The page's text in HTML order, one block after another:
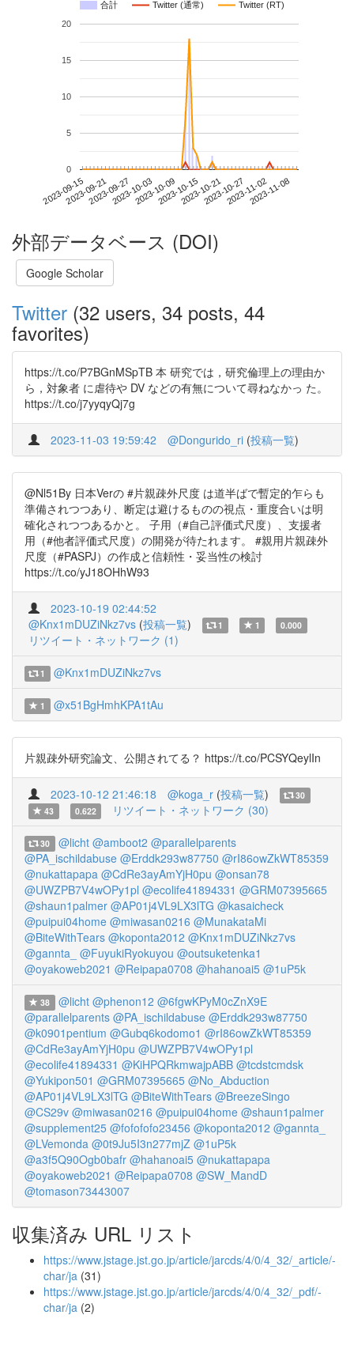
合計 Twitter (通常) Twitter (RT)
2023-09-152023-09-212023-09-272023-10-032023-10-092023-10-152023-10-212023-10-272023-11-022023-11-08
0
5
10
15
20
外部データベース (DOI)
Google Scholar
Twitter (32 users, 34 posts, 44
favorites)
https://t.co/P7BGnMSpTB 本 研究では，研究倫理上の理由か
ら，対象者 に虐待や DV などの有無について尋ねなかっ た。
https://t.co/j7yyqyQj7g
2023-11-03 19:59:42 @Dongurido_ri (投稿一覧)
@Nl51By 日本Verの #片親疎外尺度 は道半ばで暫定的乍らも
準備されつつあり、断定は避けるものの視点・重度合いは明
確化されつつあるかと。 子用（#自己評価式尺度）、支援者
用（#他者評価式尺度）の開発が待たれます。 #親用片親疎外
尺度（#PASPJ）の作成と信頼性・妥当性の検討
https://t.co/yJ18OHhW93
2023-10-19 02:44:52
@Knx1mDUZiNkz7vs (投稿一覧) 1 1 0.000
リツイート・ネットワーク (1)
1 @Knx1mDUZiNkz7vs
1 @x51BgHmhKPA1tAu
片親疎外研究論文、公開されてる？ https://t.co/PCSYQeylIn
2023-10-12 21:46:18 @koga_r (投稿一覧)
30
43
0.622 リツイート・ネットワーク (30)
30 @licht @amboot2 @parallelparents
@PA_ischildabuse @Erddk293w87750 @rI86owZkWT85359
@nukattapapa @CdRe3ayAmYjH0pu @onsan78
@UWZPB7V4wOPy1pl @ecolife41894331 @GRM07395665
@shaun1palmer @AP01j4VL9LX3lTG @kasaicheck
@puipui04home @miwasan0216 @MunakataMi
@BiteWithTears @koponta2012 @Knx1mDUZiNkz7vs
@gannta_ @FuyukiRyokuyou @outsuketenka1
@oyakoweb2021 @Reipapa0708 @hahanoai5 @1uP5k
38 @licht @phenon12 @6fgwKPyM0cZnX9E
@parallelparents @PA_ischildabuse @Erddk293w87750
@k0901pentium @Gubq6kodomo1 @rI86owZkWT85359
@CdRe3ayAmYjH0pu @UWZPB7V4wOPy1pl
@ecolife41894331 @KiHPQRkmwajpABB @tcdstcmdsk
@Yukipon501 @GRM07395665 @No_Abduction
@AP01j4VL9LX3lTG @BiteWithTears @BreezeSingo
@CS29v @miwasan0216 @puipui04home @shaun1palmer
@supplement25 @fofofofo23456 @koponta2012 @gannta_
@LVemonda @0t9Ju5I3n277mjZ @1uP5k
@a3f5Q90Ogb0bafr @hahanoai5 @nukattapapa
@oyakoweb2021 @Reipapa0708 @SW_MandD
@tomason73443007
収集済み URL リスト
https://www.jstage.jst.go.jp/article/jarcds/4/0/4_32/_article/-
char/ja (31)
https://www.jstage.jst.go.jp/article/jarcds/4/0/4_32/_pdf/-
char/ja (2)